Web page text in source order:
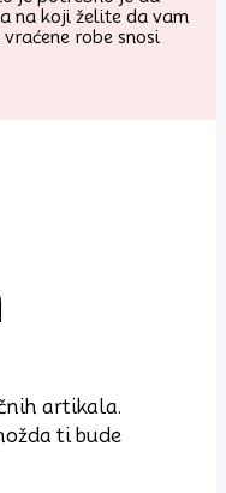
na koji želite da vam
robe snosi
artikala.
ti bude